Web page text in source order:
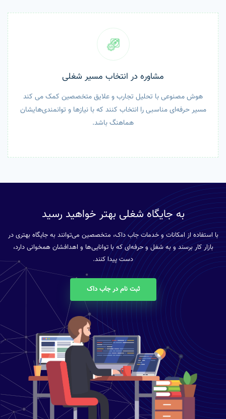
مشاوره در انتخاب مسیر شغلی
هوش مصنوعی با تحلیل تجارب و علایق متخصصین کمک می کند
مسیر حرفه‌ای مناسبی را انتخاب کنند که با نیازها و توانمندی‌هایشان
هماهنگ باشد.
به جایگاه شغلی بهتر خواهید رسید
با استفاده از امکانات و خدمات جاب داک، متخصصین می‌توانند به جایگاه بهتری در
بازار کار برسند و به شغل و حرفه‌ای که با توانایی‌ها و اهدافشان همخوانی دارد،
دست پیدا کنند.
ثبت نام در جاب داک